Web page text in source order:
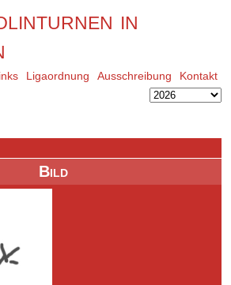
in
Ligaordnung Ausschreibung Kontakt
Bild